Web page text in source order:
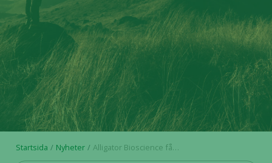
Startsida Nyheter Alligator Bioscience får en delmålsbetalning om 50 miljoner kronor från Janssen kopplad till beslut att starta kombinationsstudie med ADC-1013